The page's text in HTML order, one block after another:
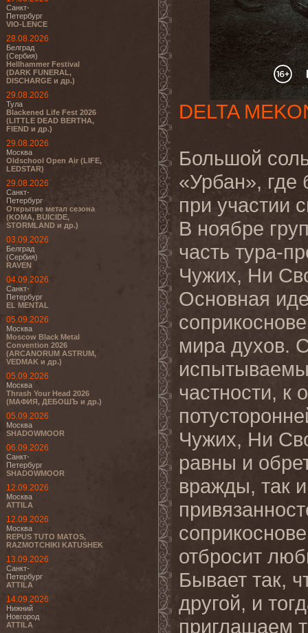
Санкт-
Петербург
VIO-LENCE
28.08.2026
Белград
(Сербия)
Hellhammer Festival
(DARK FUNERAL,
DISCHARGE и др.)
29.08.2026
Тула
Blackened Life Fest 2026
(LITTLE DEAD BERTHA,
FIEND и др.)
29.08.2026
Москва
Oldschool Open Air (LIFE,
LEDSTAR)
29.08.2026
Санкт-
Петербург
Открытие метал сезона
(KOMA, BUICIDE,
STORMLAND и др.)
03.09.2026
Белград
(Сербия)
RAVEN
04.09.2026
Санкт-
Петербург
EL MENTAL
05.09.2026
Москва
Moscow Black Metal
Convention 2026
(ARCANORUM ASTRUM,
VEDMAK и др.)
05.09.2026
Москва
Thrash Your Head 2026
(МАФИЯ, ДЕБОШЪ и др.)
05.09.2026
Москва
SHADOWMOOR
06.09.2026
Санкт-
Петербург
SHADOWMOOR
12.09.2026
Москва
ATTILA
12.09.2026
Москва
REPUS TUTO MATOS,
RAZMOTCHIKI KATUSHEK
13.09.2026
Санкт-
Петербург
ATTILA
14.09.2026
Нижний
Новгород
ATTILA
DELTA
Большой
«Урбан», где
при участии
В ноябре
часть тура-
Чужих, Ни
Основная
мира духов.
частности, к
Чужих, Ни
равны и
вражды, так
отбросит
Бывает так,
другой, и
приглашаем